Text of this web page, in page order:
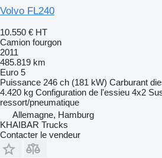
Volvo FL240
10.550 € HT
Camion fourgon
2011
485.819 km
Euro 5
Puissance 246 ch (181 kW) Carburant
4.420 kg Configuration de l'essieu 4x2
ressort/pneumatique
Allemagne, Hamburg
KHAIBAR Trucks
Contacter le vendeur